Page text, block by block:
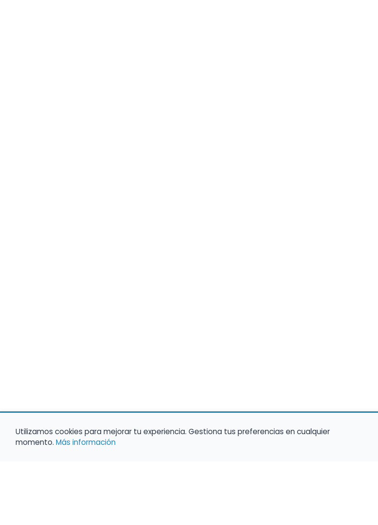
Utilizamos cookies para mejorar tu experiencia. Gestiona tus preferencias en cualquier
momento. Más información